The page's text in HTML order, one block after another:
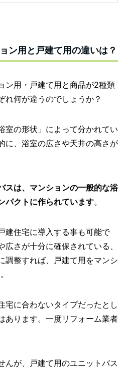
ン用と戸建て用の違いは？
ン用・戸建て用と商品が2種類
れ何が違うのでしょうか？
室の形状」によって分かれてい
に、浴室の広さや天井の高さが
スは、マンションの一般的な浴
パクトに作られています。
建住宅に導入する事も可能で
さが十分に確保されている、
調整すれば、戸建て用をマンシ
宅に合わないタイプだったとし
あります。一度リフォーム業者
んが、戸建て用のユニットバス